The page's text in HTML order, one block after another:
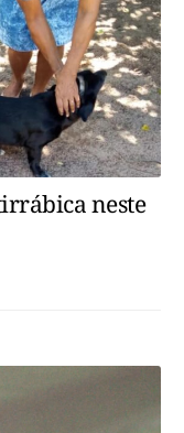
neste